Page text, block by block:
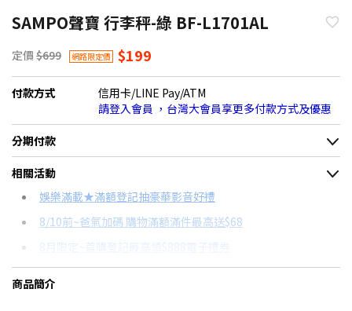
SAMPO聲寶 行李秤-綠 BF-L1701AL
定價 $699 網路限定價 $199
付款方式
信用卡/LINE Pay/ATM
請登入會員 ，台灣大會員享更多付款方式及優惠
分期付款
＊實際可分期數、適用利率，請以購物車顯示為主
信用卡分期
分期數 每期金額 配合銀行/業者
相關活動
娛樂滿載★滿額登記抽豪華影音好禮
8/10前~爸氣加碼 購物滿額滿件最高送$68
8月限定~首購登記最高領$888電子禮券
台灣大哥大Open Possible聯名卡滿額最高回饋25%
商品簡介